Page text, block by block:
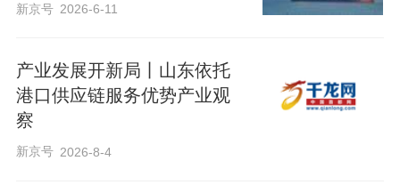
新京号 2026-6-11
产业发展开新局丨山东依托
港口供应链服务优势产业观
察
新京号 2026-8-4